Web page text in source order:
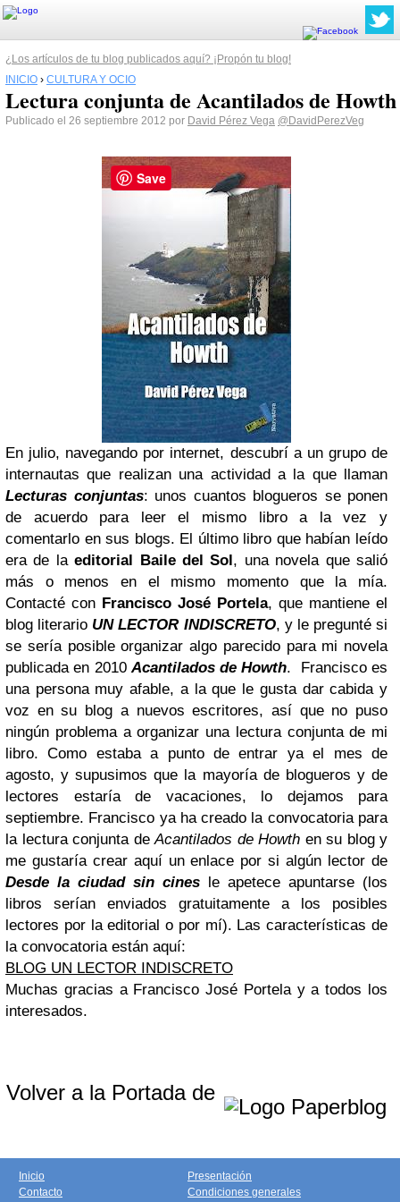
¿Los artículos de tu blog publicados aquí? ¡Propón tu blog!
INICIO › CULTURA Y OCIO
Lectura conjunta de Acantilados de Howth
Publicado el 26 septiembre 2012 por David Pérez Vega @DavidPerezVeg
En julio, navegando por internet, descubrí a un grupo de
internautas que realizan una actividad a la que llaman
Lecturas conjuntas: unos cuantos blogueros se ponen
de acuerdo para leer el mismo libro a la vez y
comentarlo en sus blogs. El último libro que habían leído
era de laeditorial Baile del Sol, una novela que salió
más o menos en el mismo momento que la mía.
Contacté con Francisco José Portela, que mantiene el
blog literario UN LECTOR INDISCRETO, y le pregunté si
se sería posible organizar algo parecido para mi novela
publicada en 2010Acantilados de Howth.
Francisco es
una persona muy afable, a la que le gusta dar cabida y
voz en su blog a nuevos escritores, así que no puso
ningún problema a organizar una lectura conjunta de mi
libro.
Como estaba a punto de entrar ya el mes de
agosto, y supusimos que la mayoría de blogueros y de
lectores estaría de vacaciones, lo dejamos para
septiembre. Francisco ya ha creado la convocatoria para
la lectura conjunta deAcantilados de Howth en su blog y
me gustaría crear aquí un enlace por si algún lector de
Desde la ciudad sin cines le apetece apuntarse (los
libros serían enviados gratuitamente a los posibles
lectores por la editorial o por mí). Las características de
la convocatoria están aquí:
BLOG UN LECTOR INDISCRETO
Muchas gracias a Francisco José Portela y a todos los
interesados.
Volver a la Portada de
Inicio
Contacto
Presentación
Condiciones generales
Save